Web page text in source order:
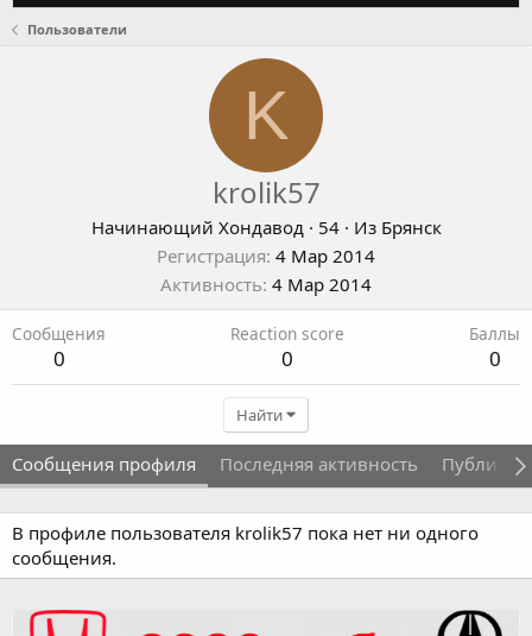
Пользователи
K
krolik57
Начинающий Хондавод · 54 · Из Брянск
Регистрация 4 Мар 2014
Активность 4 Мар 2014
Сообщения
0
Reaction score
0
Баллы
0
Найти
Сообщения профиля Последняя активность
В профиле пользователя krolik57 пока нет ни одного
сообщения.